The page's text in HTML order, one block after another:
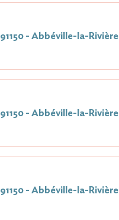
91150 - Abbéville-la-Rivière
91150 - Abbéville-la-Rivière
91150 - Abbéville-la-Rivière